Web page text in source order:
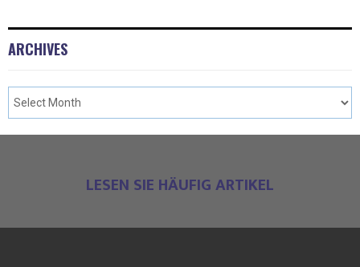
ARCHIVES
LESEN SIE HÄUFIG ARTIKEL